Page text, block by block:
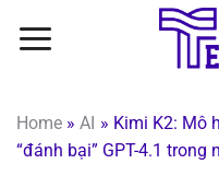
qua
Home »AI » Kimi K2: Mô
“đánh bại” GPT-4.1